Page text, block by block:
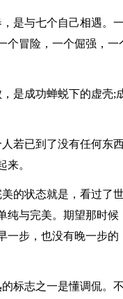
与七个自己相遇。一
个冒险，一个倔强，一
成功蝉蜕下的虚壳;
已到了没有任何东西
来。
状态就是，看过了世
纯与完美。期望那时候
一步，也没有晚一步的
志之一是懂调侃。不